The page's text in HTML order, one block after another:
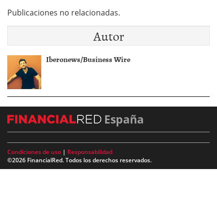
Publicaciones no relacionadas.
Autor
Iberonews/Business Wire
España
Condiciones de uso | Responsabilidad
©2026 FinancialRed. Todos los derechos reservados.